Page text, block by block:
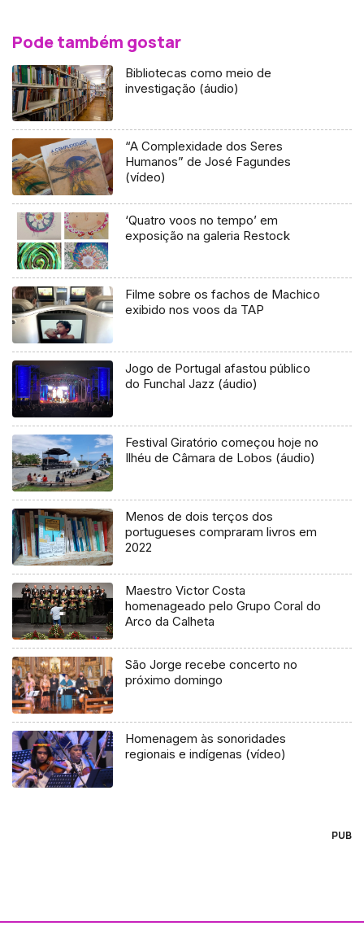
Pode também gostar
Bibliotecas como meio de
investigação (áudio)
“A Complexidade dos Seres
Humanos” de José Fagundes
(vídeo)
‘Quatro voos no tempo’ em
exposição na galeria Restock
Filme sobre os fachos de Machico
exibido nos voos da TAP
Jogo de Portugal afastou público
do Funchal Jazz (áudio)
Festival Giratório começou hoje no
Ilhéu de Câmara de Lobos (áudio)
Menos de dois terços dos
portugueses compraram livros em
2022
Maestro Victor Costa
homenageado pelo Grupo Coral do
Arco da Calheta
São Jorge recebe concerto no
próximo domingo
Homenagem às sonoridades
regionais e indígenas (vídeo)
PUB